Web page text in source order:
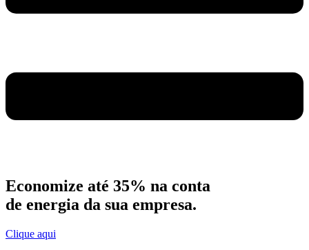
Economize até 35% na conta
de energia da sua empresa.
Clique aqui